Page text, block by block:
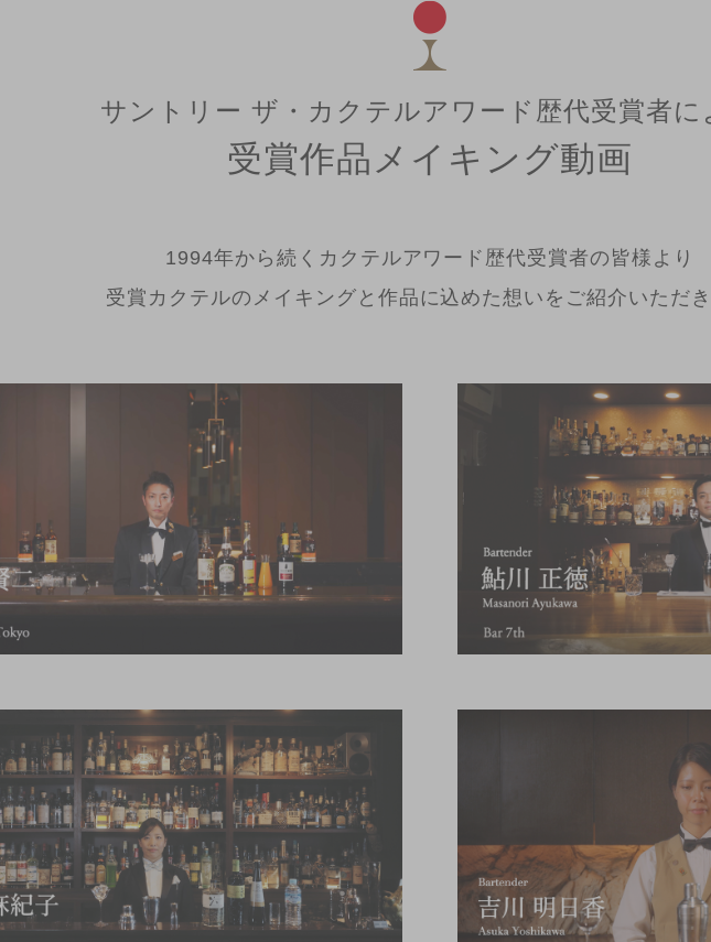
サントリー ザ・カクテルアワード 歴代受賞者に
受賞作品メイキング動画
1994年から続くカクテルアワード歴代受賞者の皆様より
受賞カクテルのメイキングと作品に込めた想いをご紹介いただ